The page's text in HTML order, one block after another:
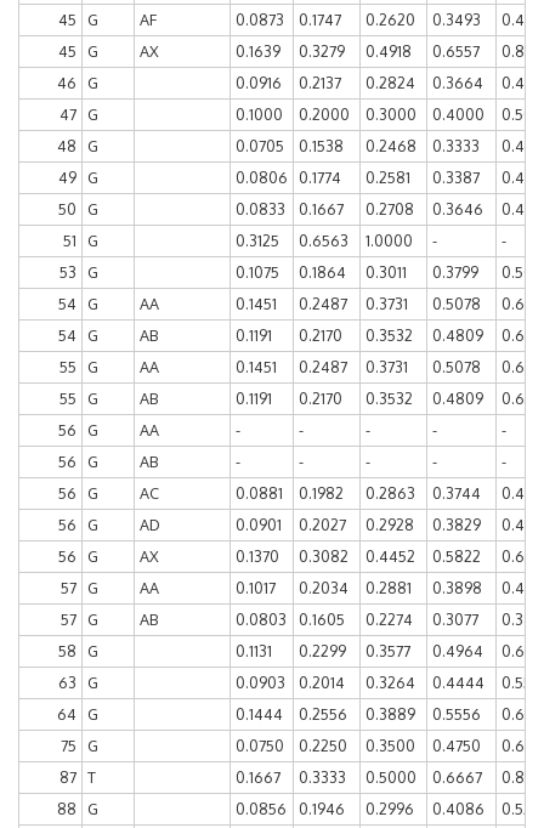
45
G AF 0.0873 0.1747 0.2620 0.3493
45
G AX 0.1639 0.3279 0.4918 0.6557
0.8197
46
G 0.0916 0.2137 0.2824 0.3664
0.4771
47
G 0.1000 0.2000 0.3000 0.4000
48
G 0.0705 0.1538 0.2468 0.3333
49
G 0.0806 0.1774 0.2581 0.3387
50
G 0.0833 0.1667 0.2708 0.3646
51
G 0.3125 0.6563 1.0000 -
-
53
G 0.1075 0.1864 0.3011 0.3799
54
G AA 0.1451 0.2487 0.3731 0.5078
54
G AB 0.1191 0.2170 0.3532 0.4809
55
G AA 0.1451 0.2487 0.3731 0.5078
55
G AB 0.1191 0.2170 0.3532 0.4809
56
G AA - - - -
-
56
G AB - - - -
-
56
G AC 0.0881 0.1982 0.2863 0.3744
56
G AD 0.0901 0.2027 0.2928 0.3829
56
G AX 0.1370 0.3082 0.4452 0.5822
57
G AA 0.1017 0.2034 0.2881 0.3898
57
G AB 0.0803 0.1605 0.2274 0.3077
58
G 0.1131 0.2299 0.3577 0.4964
63
G 0.0903 0.2014 0.3264 0.4444
64
G 0.1444 0.2556 0.3889 0.5556
75
G 0.0750 0.2250 0.3500 0.4750
87 T 0.1667 0.3333 0.5000 0.6667
88
G 0.0856 0.1946 0.2996 0.4086